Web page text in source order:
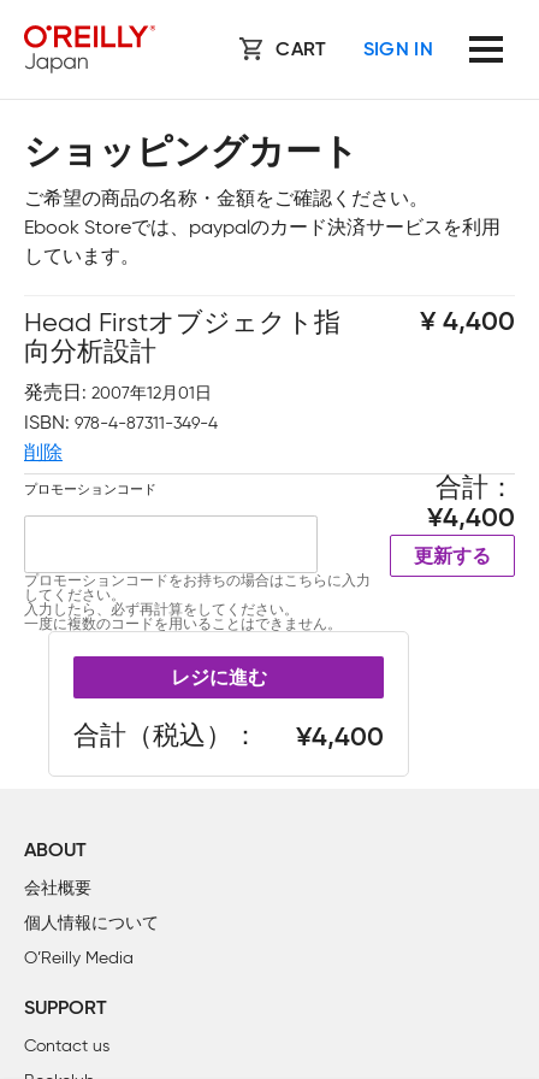
CART SIGN IN
ショッピングカート
ご希望の商品の名称・金額をご確認ください。
Ebook Storeでは、paypalのカード決済サービスを利用
しています。
Head Firstオブジェクト指
向分析設計
発売日 2007年12月01日
ISBN 978-4-87311-349-4
削除
4,400
プロモーションコード
プロモーションコードをお持ちの場合はこちらに入力
してください。
入力したら、必ず再計算をしてください。
一度に複数のコードを用いることはできません。
合計
4,400
更新する
レジに進む
合計（税込） 4,400
ABOUT
会社概要
個人情報について
O’Reilly Media
SUPPORT
Contact us